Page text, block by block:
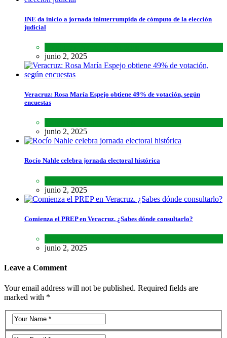
INE da inicio a jornada ininterrumpida de cómputo de la elección
judicial
junio 2, 2025
Veracruz: Rosa María Espejo obtiene 49% de votación, según
encuestas
junio 2, 2025
Rocío Nahle celebra jornada electoral histórica
junio 2, 2025
Comienza el PREP en Veracruz. ¿Sabes dónde consultarlo?
junio 2, 2025
Leave a Comment
Your email address will not be published. Required fields are
marked with *